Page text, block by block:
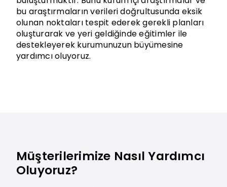
bu araştırmaların verileri doğrultusunda eksik
olunan noktaları tespit ederek gerekli planları
oluşturarak ve yeri geldiğinde eğitimler ile
destekleyerek kurumunuzun büyümesine
yardımcı oluyoruz.
Müşterilerimize Nasıl Yardımcı
Oluyoruz?